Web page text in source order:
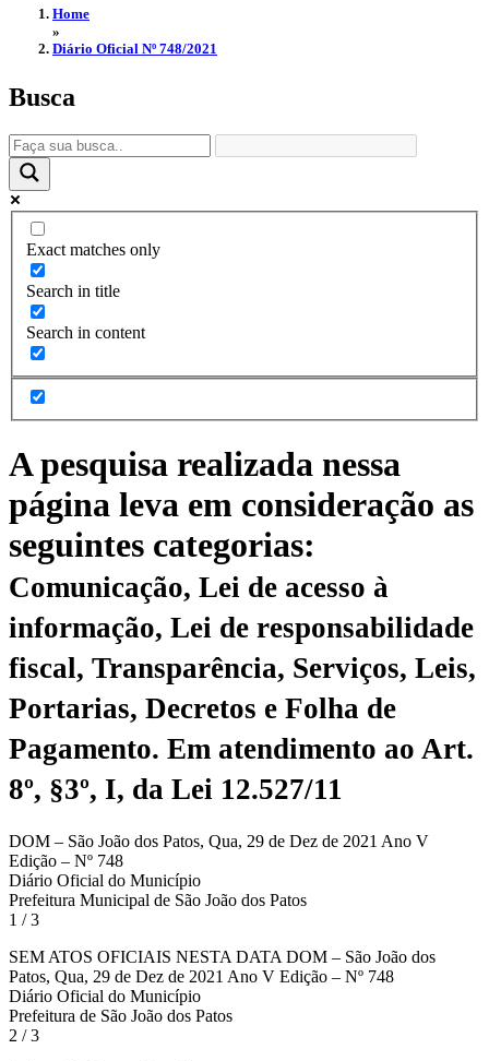
Home
»
Diário Oficial Nº 748/2021
Busca
Exact matches only
Search in title
Search in content
A pesquisa realizada nessa
página leva em consideração as
seguintes categorias:
Comunicação, Lei de acesso à
informação, Lei de responsabilidade
fiscal, Transparência, Serviços, Leis,
Portarias, Decretos e Folha de
Pagamento. Em atendimento ao Art.
8º, §3º, I, da Lei 12.527/11
DOM – São João dos Patos, Qua, 29 de Dez de 2021 Ano V
Edição – Nº 748
Diário Oficial do Município
Prefeitura Municipal de São João dos Patos
1 / 3
SEM ATOS OFICIAIS NESTA DATA DOM – São João dos
Patos, Qua, 29 de Dez de 2021 Ano V Edição – Nº 748
Diário Oficial do Município
Prefeitura de São João dos Patos
2 / 3